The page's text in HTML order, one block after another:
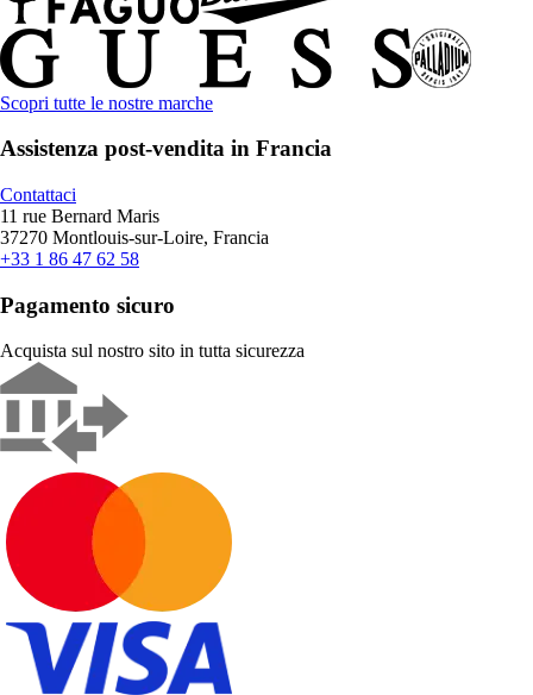
Scopri tutte le nostre marche
Assistenza post-vendita in Francia
Contattaci
11 rue Bernard Maris
37270 Montlouis-sur-Loire, Francia
+33 1 86 47 62 58
Pagamento sicuro
Acquista sul nostro sito in tutta sicurezza